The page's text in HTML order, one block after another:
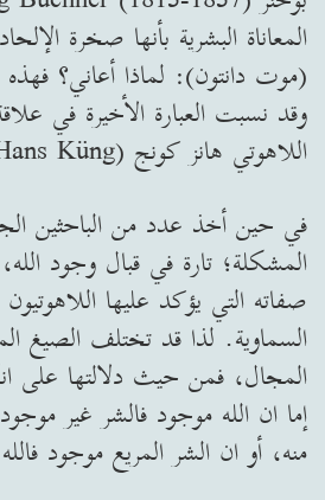
المعاناة البشرية بأنها صخرة
(موت دانتون): لماذا أعاني؟
وقد نسبت العبارة الأخيرة في
اللاهوتي هانز كونج (Hans Küng) عام 1976.
في حين أخذ عدد من الباحثين
المشكلة؛ تارة في قبال وجود
صفاته التي يؤكد عليها
السماوية. لذا قد تختلف الصيغ
المجال، فمن حيث دلالتها على
إما ان الله موجود فالشر غير
منه، أو ان الشر المريع موجود